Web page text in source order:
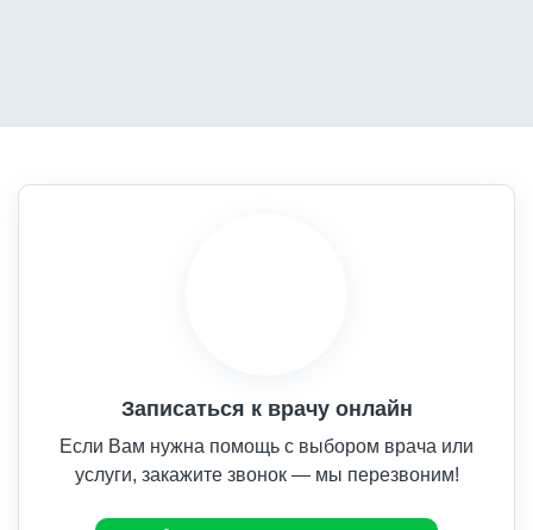
Записаться к врачу онлайн
Если Вам нужна помощь с выбором врача или
услуги, закажите звонок — мы перезвоним!